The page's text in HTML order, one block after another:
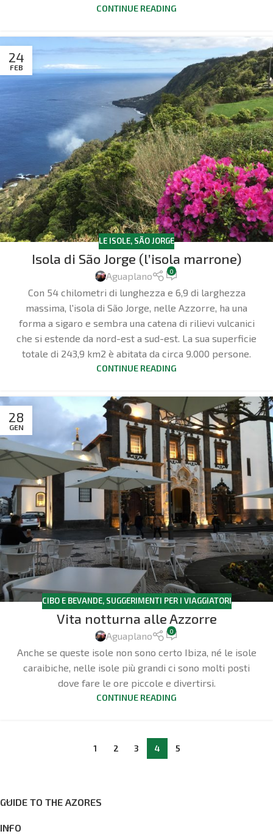
CONTINUE READING
24
FEB
LE ISOLE, SÃO JORGE
Isola di São Jorge (l’isola marrone)
Aguaplano 0
Con 54 chilometri di lunghezza e 6,9 di larghezza
massima, l'isola di São Jorge, nelle Azzorre, ha una
forma a sigaro e sembra una catena di rilievi vulcanici
che si estende da nord-est a sud-est. La sua superficie
totale di 243,9 km2 è abitata da circa 9.000 persone.
CONTINUE READING
28
GEN
CIBO E BEVANDE, SUGGERIMENTI PER I VIAGGIATORI
Vita notturna alle Azzorre
Aguaplano 0
Anche se queste isole non sono certo Ibiza, né le isole
caraibiche, nelle isole più grandi ci sono molti posti
dove fare le ore piccole e divertirsi.
CONTINUE READING
1 2 3 4 5
GUIDE TO THE AZORES
INFO